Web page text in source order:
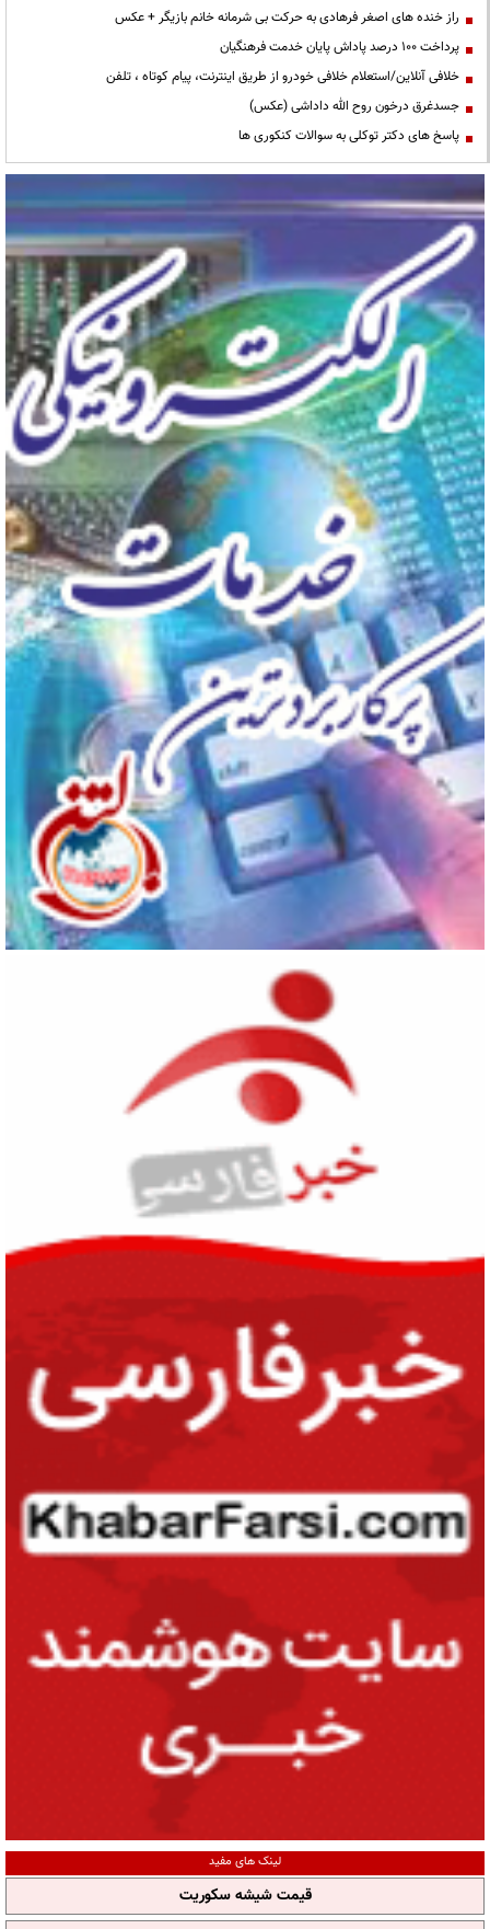
راز خنده های اصغر فرهادی به حرکت بی شرمانه خانم بازیگر + عکس
پرداخت ۱۰۰ درصد پاداش پایان خدمت فرهنگیان
خلافی آنلاین/استعلام خلافی خودرو از طریق اینترنت، پیام کوتاه ، تلفن
جسدغرق درخون روح الله داداشی (عکس)
پاسخ های دکتر توکلی به سوالات کنکوری ها
لینک های مفید
قیمت شیشه سکوریت